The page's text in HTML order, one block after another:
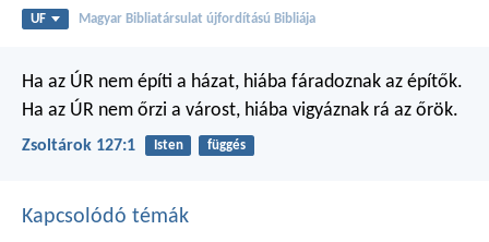
UF Magyar Bibliatársulat újfordítású Bibliája
Ha az ÚR nem építi a házat, hiába fáradoznak az építők.
Ha az ÚR nem őrzi a várost, hiába vigyáznak rá az őrök.
Zsoltárok 127:1 Isten függés
Kapcsolódó témák